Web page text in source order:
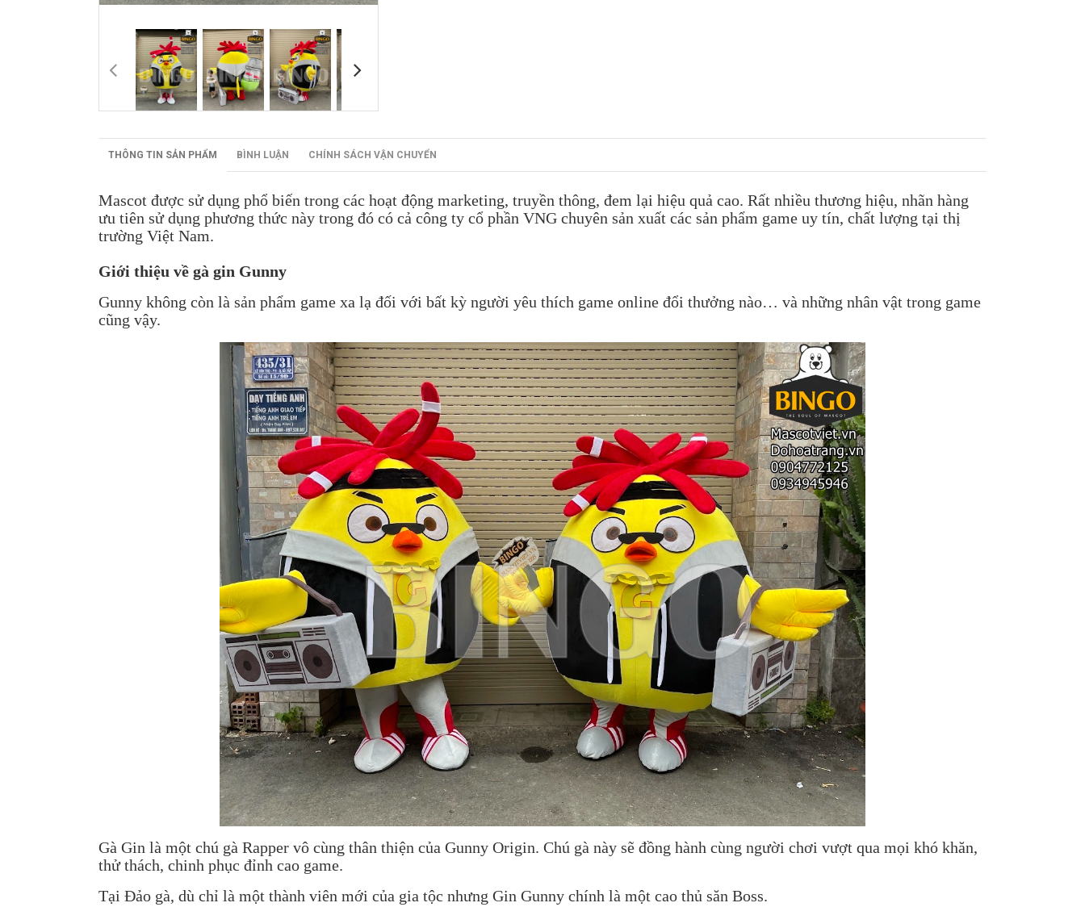
THÔNG TIN SẢN PHẨM BÌNH LUẬN CHÍNH SÁCH VẬN CHUYỂN
Mascot được sử dụng phổ biến trong các hoạt động marketing, truyền thông, đem lại hiệu quả cao. Rất nhiều thương hiệu, nhãn hàng
ưu tiên sử dụng phương thức này trong đó có cả công ty cổ phần VNG chuyên sản xuất các sản phẩm game uy tín, chất lượng tại thị
trường Việt Nam.
Giới thiệu về gà gin Gunny
Gunny không còn là sản phẩm game xa lạ đối với bất kỳ người yêu thích game online đổi thưởng nào… và những nhân vật trong game
cũng vậy.
Gà Gin là một chú gà Rapper vô cùng thân thiện của Gunny Origin. Chú gà này sẽ đồng hành cùng người chơi vượt qua mọi khó khăn,
thử thách, chinh phục đỉnh cao game.
Tại Đảo gà, dù chỉ là một thành viên mới của gia tộc nhưng Gin Gunny chính là một cao thủ săn Boss.